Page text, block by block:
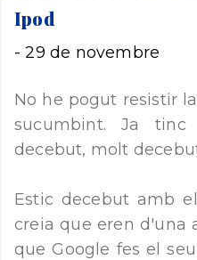
Ipod
-29 de novembre
No he pogut resistir
sucumbint. Ja
decebut, molt
Estic decebut amb
creia que eren d'una
que Google fes el